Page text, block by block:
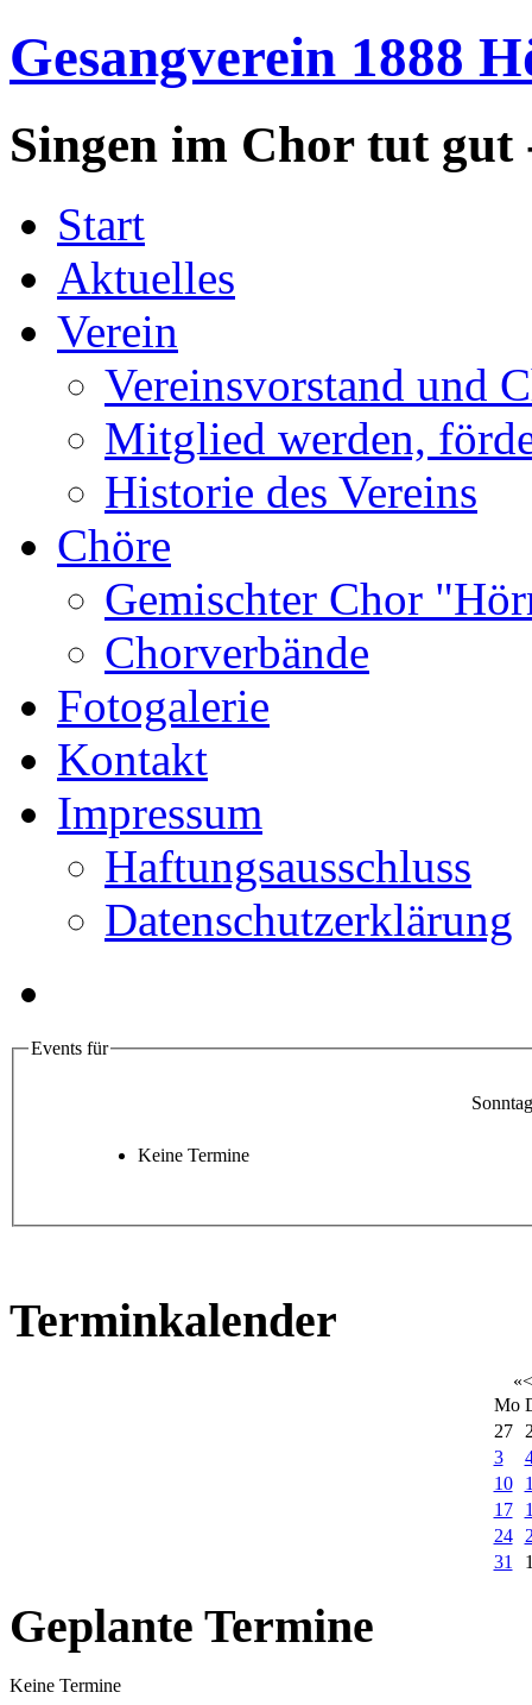
Gesangverein 1888
Singen im Chor tut
Start
Aktuelles
Verein
Vereinsvorstand und
Mitglied werden,
Historie des Vereins
Chöre
Gemischter Chor
Chorverbände
Fotogalerie
Kontakt
Impressum
Haftungsausschluss
Datenschutzerklärung
Events für
Keine Termine
Terminkalender
«<
Mo
27
3
10
17
24
31
Geplante Termine
Keine Termine